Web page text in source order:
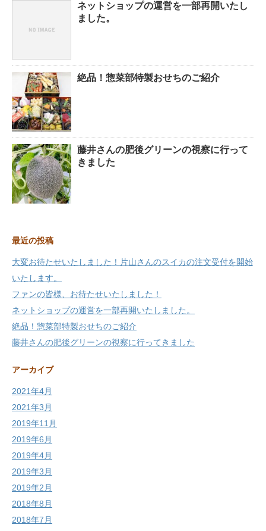
ネットショップの運営を一部再開いたし
ました。
絶品！惣菜部特製おせちのご紹介
藤井さんの肥後グリーンの視察に行って
きました
最近の投稿
大変お待たせいたしました！片山さんのスイカの注文受付を開始
いたします。
ファンの皆様、お待たせいたしました！
ネットショップの運営を一部再開いたしました。
絶品！惣菜部特製おせちのご紹介
藤井さんの肥後グリーンの視察に行ってきました
アーカイブ
2021年4月
2021年3月
2019年11月
2019年6月
2019年4月
2019年3月
2019年2月
2018年8月
2018年7月